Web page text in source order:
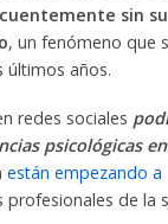
sin su
, un fenómeno que
últimos años.
redes sociales
psicológicas
están empezando a
de la